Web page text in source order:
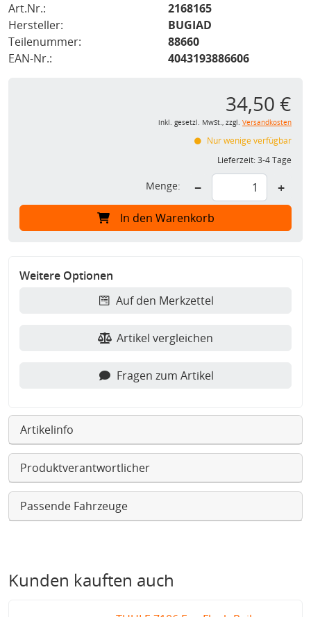
Art.Nr.:
2168165
Hersteller:
BUGIAD
Teilenummer:
88660
EAN-Nr.:
4043193886606
34,50 €
inkl. gesetzl. MwSt., zzgl. Versandkosten
Nur wenige verfügbar
Lieferzeit:3-4 Tage
Menge: − +
In den Warenkorb
Weitere Optionen
Auf den Merkzettel
Artikel vergleichen
Fragen zum Artikel
Artikelinfo
Produktverantwortlicher
Passende Fahrzeuge
Kunden kauften auch